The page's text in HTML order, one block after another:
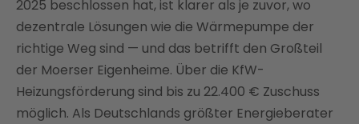
Wärmepumpe + Photovoltaik: Das vernetzte
Energiesystem für Moers
So funktioniert Ihr Wärmepumpen-Projekt mit uns
Fazit: Jetzt in Moers handeln — Förderung sichern,
Kosten senken
2025 beschlossen hat, ist klarer als je zuvor, wo
dezentrale Lösungen wie die Wärmepumpe der
richtige Weg sind — und das betrifft den Großteil
der Moerser Eigenheime. Über die KfW-
Heizungsförderung sind bis zu 22.400 € Zuschuss
möglich. Als Deutschlands größter Energieberater